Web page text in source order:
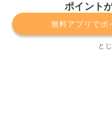
ポイント
無料アプリでポ
と
プライバシーポリシー
サービスに関してのお問い合わ